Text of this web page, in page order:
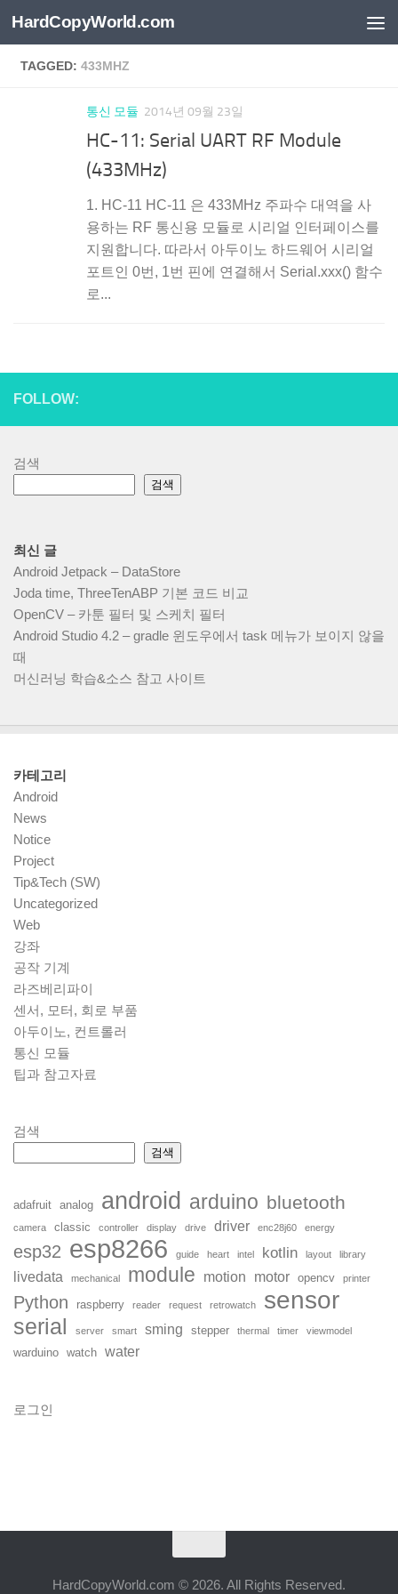
Skip to content
HardCopyWorld.com
TAGGED: 433MHZ
통신 모듈 2014년 09월 23일
HC-11: Serial UART RF Module
(433MHz)
1. HC-11 HC-11 은 433MHz 주파수 대역을 사
용하는 RF 통신용 모듈로 시리얼 인터페이스를
지원합니다. 따라서 아두이노 하드웨어 시리얼
포트인 0번, 1번 핀에 연결해서 Serial.xxx() 함수
로...
FOLLOW:
검색
검색
최신 글
Android Jetpack – DataStore
Joda time, ThreeTenABP 기본 코드 비교
OpenCV – 카툰 필터 및 스케치 필터
Android Studio 4.2 – gradle 윈도우에서 task 메뉴가 보이지 않을
때
머신러닝 학습&소스 참고 사이트
카테고리
Android
News
Notice
Project
Tip&Tech (SW)
Uncategorized
Web
강좌
공작 기계
라즈베리파이
센서, 모터, 회로 부품
아두이노, 컨트롤러
통신 모듈
팁과 참고자료
검색
검색
adafruit analog android arduino bluetooth
camera classic controller display drive driver enc28j60 energy
esp32 esp8266 guide heart intel kotlin layout library
livedata mechanical module motion motor opencv printer
Python raspberry reader request retrowatch sensor
serial server smart sming stepper thermal timer viewmodel
warduino watch water
로그인
HardCopyWorld.com © 2026. All Rights Reserved.